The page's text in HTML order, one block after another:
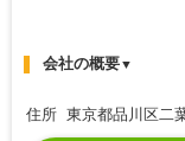
会社の概要▼
住所 東京都品川区二